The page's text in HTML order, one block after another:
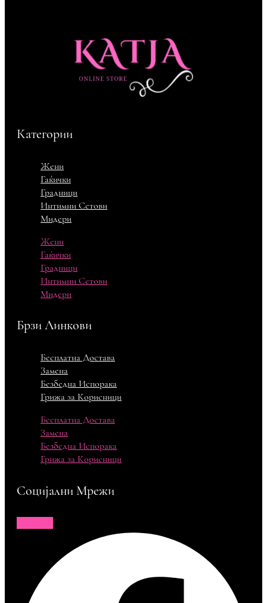
Категории
Жени
Гаќички
Градници
Интимни Сетови
Мидери
Жени
Гаќички
Градници
Интимни Сетови
Мидери
Брзи Линкови
Бесплатна Достава
Замена
Безбедна Испорака
Грижа за Корисници
Бесплатна Достава
Замена
Безбедна Испорака
Грижа за Корисници
Социјални Мрежи